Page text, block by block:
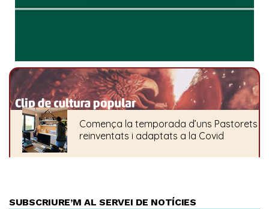
SUBSCRIURE’M AL SERVEI DE NOTÍCIES